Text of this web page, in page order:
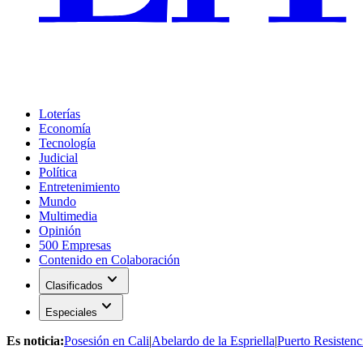
Loterías
Economía
Tecnología
Judicial
Política
Entretenimiento
Mundo
Multimedia
Opinión
500 Empresas
Contenido en Colaboración
Clasificados expand_more
Especiales expand_more
Es noticia:Posesión en Cali|Abelardo de la Espriella|Puerto